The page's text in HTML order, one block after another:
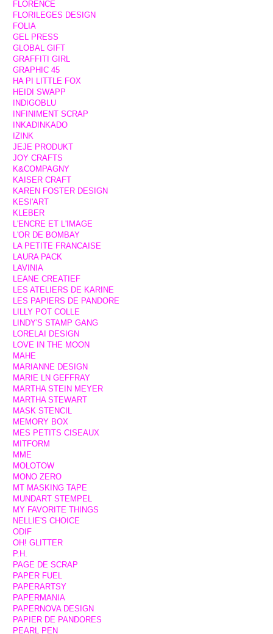
FLORENCE
FLORILEGES DESIGN
FOLIA
GEL PRESS
GLOBAL GIFT
GRAFFITI GIRL
GRAPHIC 45
HA PI LITTLE FOX
HEIDI SWAPP
INDIGOBLU
INFINIMENT SCRAP
INKADINKADO
IZINK
JEJE PRODUKT
JOY CRAFTS
K&COMPAGNY
KAISER CRAFT
KAREN FOSTER DESIGN
KESI'ART
KLEBER
L'ENCRE ET L'IMAGE
L'OR DE BOMBAY
LA PETITE FRANCAISE
LAURA PACK
LAVINIA
LEANE CREATIEF
LES ATELIERS DE KARINE
LES PAPIERS DE PANDORE
LILLY POT COLLE
LINDY'S STAMP GANG
LORELAI DESIGN
LOVE IN THE MOON
MAHE
MARIANNE DESIGN
MARIE LN GEFFRAY
MARTHA STEIN MEYER
MARTHA STEWART
MASK STENCIL
MEMORY BOX
MES PETITS CISEAUX
MITFORM
MME
MOLOTOW
MONO ZERO
MT MASKING TAPE
MUNDART STEMPEL
MY FAVORITE THINGS
NELLIE'S CHOICE
ODIF
OH! GLITTER
P.H.
PAGE DE SCRAP
PAPER FUEL
PAPERARTSY
PAPERMANIA
PAPERNOVA DESIGN
PAPIER DE PANDORES
PEARL PEN